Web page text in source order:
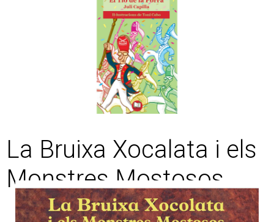
La Bruixa Xocalata i els
Monstres Mostosos